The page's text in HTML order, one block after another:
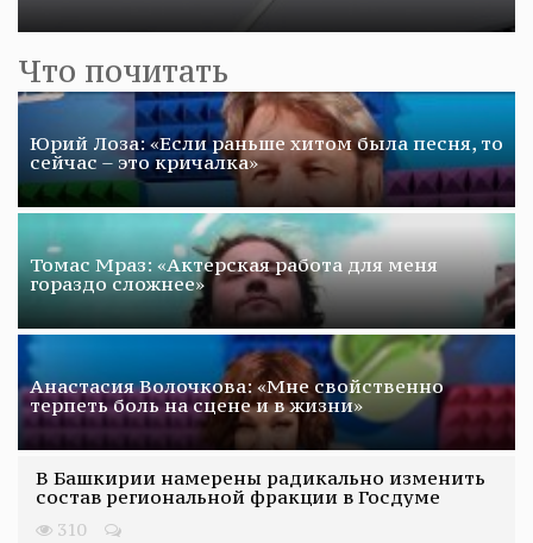
Что почитать
Юрий Лоза: «Если раньше хитом была песня, то
сейчас – это кричалка»
Томас Мраз: «Актерская работа для меня
гораздо сложнее»
Анастасия Волочкова: «Мне свойственно
терпеть боль на сцене и в жизни»
В Башкирии намерены радикально изменить
состав региональной фракции в Госдуме
310